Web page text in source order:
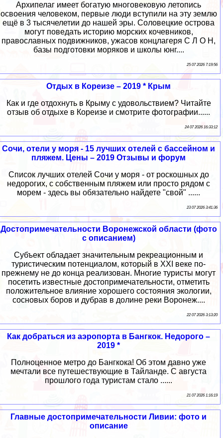
Архипелаг имеет богатую многовековую летопись
освоения человеком, первые люди вступили на эту землю
ещё в 3 тысячелетии до нашей эры. Соловецкие острова
могут поведать историю морских кочевников,
православных подвижников, ужасов концлагеря С Л О Н,
базы подготовки моряков и школы юнг....
25 07 2026 7:19:56
Отдых в Кореизе – 2019 * Крым
Как и где отдохнуть в Крыму с удовольствием? Читайте
отзыв об отдыхе в Кореизе и смотрите фотографии......
24 07 2026 16:33:12
Сочи, отели у моря - 15 лучших отелей с бассейном и
пляжем. Цены – 2019 Отзывы и форум
Список лучших отелей Сочи у моря - от роскошных до
недорогих, с собственным пляжем или просто рядом с
морем - здесь вы обязательно найдете "свой" ......
23 07 2026 3:41:36
Достопримечательности Воронежской области (фото
с описанием)
Субъект обладает значительным рекреационным и
туристическим потенциалом, который в XXI веке по-
прежнему не до конца реализован. Многие туристы могут
посетить известные достопримечательности, отметить
положительное влияние хорошего состояния экологии,
сосновых боров и дубрав в долине реки Воронеж....
22 07 2026 3:13:20
Как добраться из аэропорта в Бангкок. Недорого –
2019 *
Полноценное метро до Бангкока! Об этом давно уже
мечтали все путешествующие в Тайланде. С августа
прошлого года туристам стало ......
21 07 2026 1:16:19
Главные достопримечательности Ливии: фото и
описание